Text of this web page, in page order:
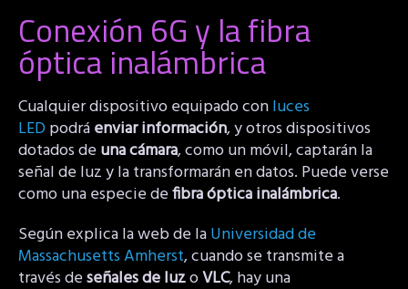
Conexión 6G y la fibra
óptica inalámbrica
Cualquier dispositivo equipado conluces
LED podráenviar información, y otros dispositivos
dotados deuna cámara, como un móvil, captarán la
señal de luz y la transformarán en datos. Puede verse
como una especie defibra óptica inalámbrica.
Según explica la web de laUniversidad de
Massachusetts Amherst, cuando se transmite a
través deseñales de luzoVLC, hay una